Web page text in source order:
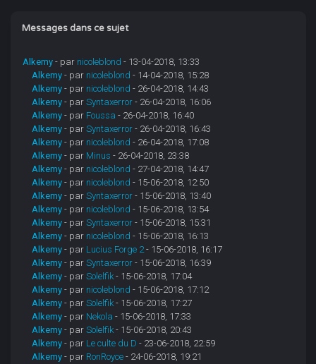
Messages dans ce sujet
Alkemy - par nicoleblond - 13-04-2018, 13:33
Alkemy - par nicoleblond - 14-04-2018, 15:28
Alkemy - par nicoleblond - 26-04-2018, 14:43
Alkemy - parSyntaxerror - 26-04-2018, 16:06
Alkemy - par Foussa - 26-04-2018, 16:40
Alkemy - parSyntaxerror - 26-04-2018, 16:43
Alkemy - par nicoleblond - 26-04-2018, 17:08
Alkemy - par Minus - 26-04-2018, 23:38
Alkemy - par nicoleblond - 27-04-2018, 14:47
Alkemy - par nicoleblond - 15-06-2018, 12:50
Alkemy - parSyntaxerror - 15-06-2018, 13:40
Alkemy - par nicoleblond - 15-06-2018, 13:54
Alkemy - parSyntaxerror - 15-06-2018, 15:31
Alkemy - par nicoleblond - 15-06-2018, 16:13
Alkemy - par Lucius Forge 2- 15-06-2018, 16:17
Alkemy - parSyntaxerror - 15-06-2018, 16:39
Alkemy - parSolelfik - 15-06-2018, 17:04
Alkemy - par nicoleblond - 15-06-2018, 17:12
Alkemy - parSolelfik - 15-06-2018, 17:27
Alkemy - par Nekola - 15-06-2018, 17:33
Alkemy - parSolelfik - 15-06-2018, 20:43
Alkemy - par Le culte du D - 23-06-2018, 22:59
Alkemy - par RonRoyce - 24-06-2018, 19:21